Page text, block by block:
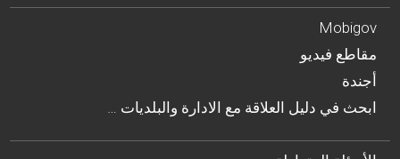
Mobigov
مقاطع فيديو
أجندة
… ابحث في دليل العلاقة مع الادارة والبلديات